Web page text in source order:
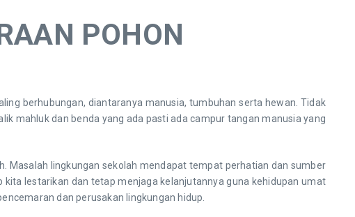
POHON
diantaranya manusia, tumbuhan serta hewan. Tidak
mahluk dan benda yang ada pasti ada campur tangan manusia yang
lingkungan sekolah mendapat tempat perhatian dan sumber
lestarikan dan tetap menjaga kelanjutannya guna kehidupan umat
dan perusakan lingkungan hidup.